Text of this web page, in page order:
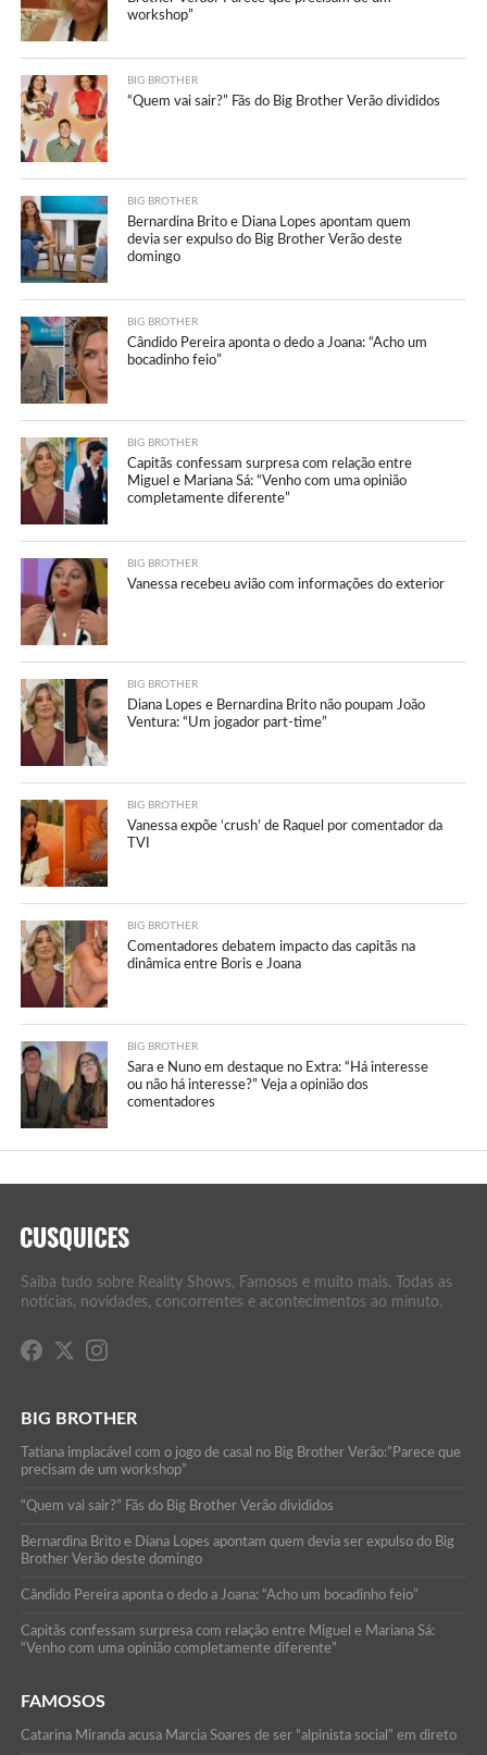
workshop”
BIG BROTHER
“Quem vai sair?” Fãs do Big Brother Verão divididos
BIG BROTHER
Bernardina Brito e Diana Lopes apontam quem
devia ser expulso do Big Brother Verão deste
domingo
BIG BROTHER
Cândido Pereira aponta o dedo a Joana: “Acho um
bocadinho feio”
BIG BROTHER
Capitãs confessam surpresa com relação entre
Miguel e Mariana Sá: “Venho com uma opinião
completamente diferente”
BIG BROTHER
Vanessa recebeu avião com informações do exterior
BIG BROTHER
Diana Lopes e Bernardina Brito não poupam João
Ventura: “Um jogador part-time”
BIG BROTHER
Vanessa expõe ‘crush’ de Raquel por comentador da
TVI
BIG BROTHER
Comentadores debatem impacto das capitãs na
dinâmica entre Boris e Joana
BIG BROTHER
Sara e Nuno em destaque no Extra: “Há interesse
ou não há interesse?” Veja a opinião dos
comentadores
Saiba tudo sobre Reality Shows, Famosos e muito mais. Todas as
notícias, novidades, concorrentes e acontecimentos ao minuto.
BIG BROTHER
Tatiana implacável com o jogo de casal no Big Brother Verão:”Parece que
precisam de um workshop”
“Quem vai sair?” Fãs do Big Brother Verão divididos
Bernardina Brito e Diana Lopes apontam quem devia ser expulso do Big
Brother Verão deste domingo
Cândido Pereira aponta o dedo a Joana: “Acho um bocadinho feio”
Capitãs confessam surpresa com relação entre Miguel e Mariana Sá:
“Venho com uma opinião completamente diferente”
FAMOSOS
Catarina Miranda acusa Marcia Soares de ser “alpinista social” em direto